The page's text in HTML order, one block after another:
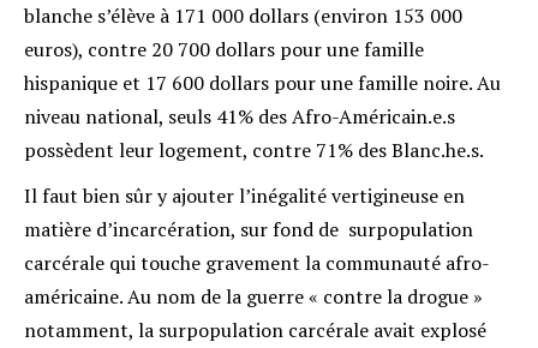
blanche s’élève à 171 000 dollars (environ 153 000
euros), contre 20 700 dollars pour une famille
hispanique et 17 600 dollars pour une famille noire. Au
niveau national, seuls 41% des Afro-Américain.e.s
possèdent leur logement, contre 71% des Blanc.he.s.
Il faut bien sûr y ajouter l’inégalité vertigineuse en
matière d’incarcération, sur fond de surpopulation
carcérale qui touche gravement la communauté afro-
américaine. Au nom de la guerre « contre la drogue »
notamment, la surpopulation carcérale avait explosé